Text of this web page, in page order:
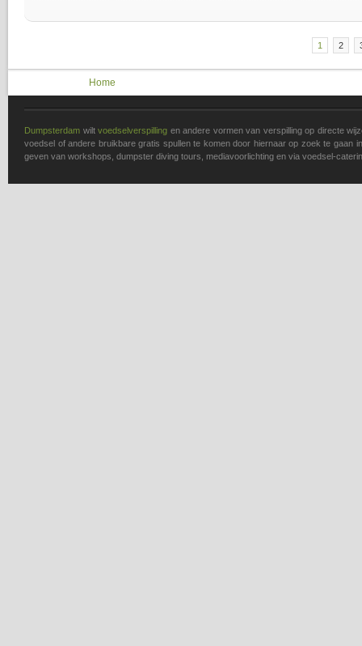
Pages
1 2
Home
Dumpsterdam wilt voedselverspilling en andere vormen van verspilling op directe
voedsel of andere bruikbare gratis spullen te komen door hiernaar op zoek te gaan
geven van workshops, dumpster diving tours, mediavoorlichting en via voedsel-